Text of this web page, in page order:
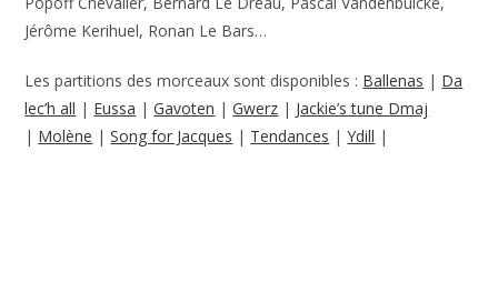
Jérôme Kerihuel, Ronan Le Bars…
Les partitions des morceaux sont disponibles : Ballenas | Da
lec’h all | Eussa |Gavoten |Gwerz | Jackie’s tune Dmaj
| Molène |Song for Jacques | Tendances |Ydill |